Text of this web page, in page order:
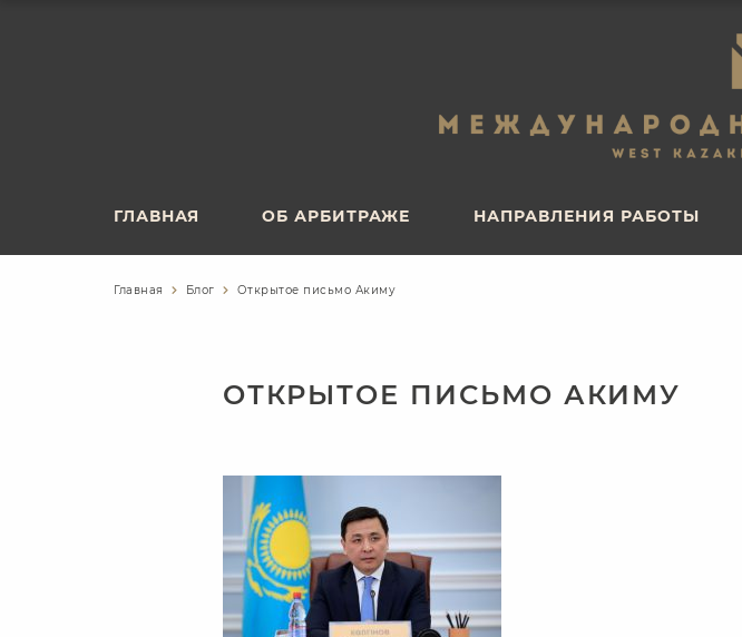
ГЛАВНАЯ ОБ АРБИТРАЖЕ НАПРАВЛЕНИЯ РАБОТЫ
Главная Блог Открытое письмо Акиму
ОТКРЫТОЕ ПИСЬМО АКИМУ